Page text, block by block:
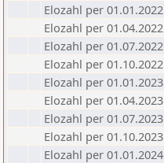
Elozahl per 01.01.2022
Elozahl per 01.04.2022
Elozahl per 01.07.2022
Elozahl per 01.10.2022
Elozahl per 01.01.2023
Elozahl per 01.04.2023
Elozahl per 01.07.2023
Elozahl per 01.10.2023
Elozahl per 01.01.2024